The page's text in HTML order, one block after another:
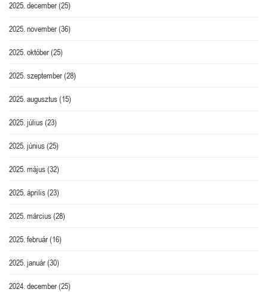
2025. december(25)
2025. november(36)
2025. október(25)
2025. szeptember(28)
2025. augusztus(15)
2025. július(23)
2025. június(25)
2025. május(32)
2025. április(23)
2025. március(28)
2025. február(16)
2025. január(30)
2024. december(25)